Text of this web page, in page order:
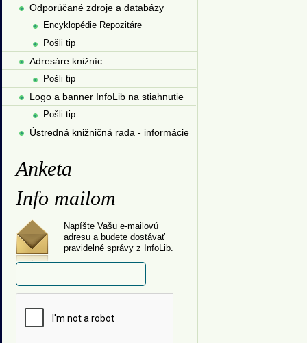
Odporúčané zdroje a databázy
Encyklopédie Repozitáre
Pošli tip
Adresáre knižníc
Pošli tip
Logo a banner InfoLib na stiahnutie
Pošli tip
Ústredná knižničná rada - informácie
Anketa
Info mailom
Napíšte Vašu e-mailovú
adresu a budete dostávať
pravidelné správy z InfoLib.